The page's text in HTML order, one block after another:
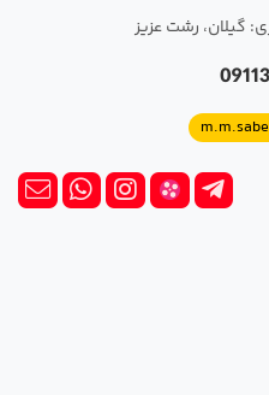
گیلان، رشت عزیز